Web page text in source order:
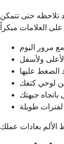
تلاحظه حتى تتمكن
مرور اليوم
ولأسفل
عليها
لوحي كتفك
جبهتك
طويلة